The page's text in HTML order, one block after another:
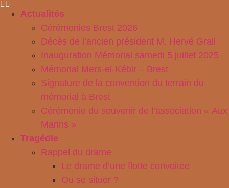
Actualités
Cérémonies Brest 2026
Décès de l’ancien président M. Hervé Grall
Inauguration Mémorial samedi 5 juillet 2025
Mémorial Mers-el-Kébir – Brest
Signature de la convention du terrain du
mémorial à Brest
Cérémonie du souvenir de l’association « Aux
Marins »
Tragédie
Rappel du drame
Le drame d’une flotte convoitée
Ou se situer ?